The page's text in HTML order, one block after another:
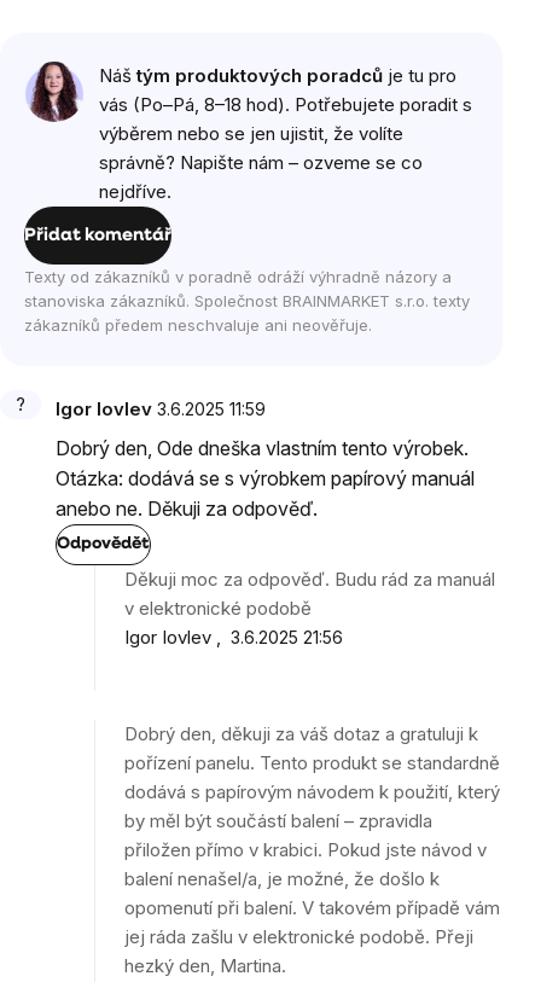
diskuzí
Náštým produktových poradců je tu pro
vás (Po–Pá, 8–18 hod). Potřebujete poradit s
výběrem nebo se jen ujistit, že volíte
správně? Napište nám – ozveme se co
nejdříve.
Přidat komentář
Texty od zákazníků v poradně odráží výhradně názory a
stanoviska zákazníků. Společnost BRAINMARKET s.r.o. texty
zákazníků předem neschvaluje ani neověřuje.
Igor Iovlev 3.6.2025 11:59
Dobrý den, Ode dneška vlastním tento výrobek.
Otázka: dodává se s výrobkem papírový manuál
anebo ne. Děkuji za odpověď.
Odpovědět
Igor Iovlev 3.6.2025 21:56
Děkuji moc za odpověď. Budu rád za manuál
v elektronické podobě
Dobrý den, děkuji za váš dotaz a gratuluji k
pořízení panelu. Tento produkt se standardně
dodává s papírovým návodem k použití, který
by měl být součástí balení – zpravidla
přiložen přímo v krabici. Pokud jste návod v
balení nenašel/a, je možné, že došlo k
opomenutí při balení. V takovém případě vám
jej ráda zašlu v elektronické podobě. Přeji
hezký den, Martina.